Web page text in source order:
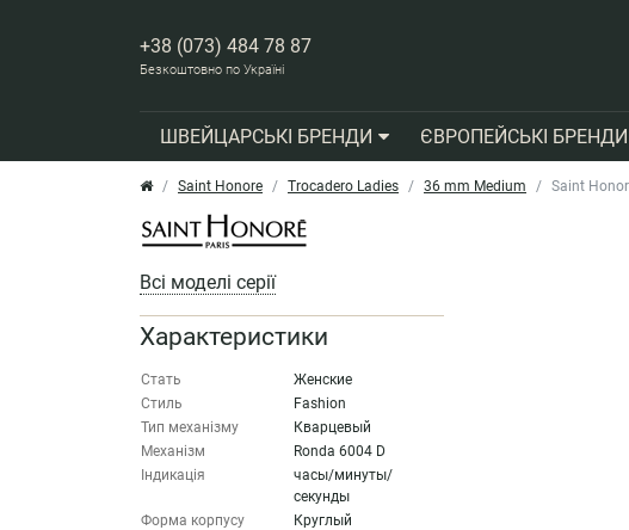
+38 (073) 484 78 87
Безкоштовно по Україні
ШВЕЙЦАРСЬКІ БРЕНДИ ЄВРОПЕЙСЬКІ БРЕНДИ
Saint Honore Trocadero Ladies 36 mm Medium Saint
Всі моделі серії
Характеристики
Стать
Женские
Стиль
Fashion
Тип механізму
Кварцевый
Механізм
Ronda 6004 D
Індикація
часы/минуты/
секунды
Форма корпусу
Круглый